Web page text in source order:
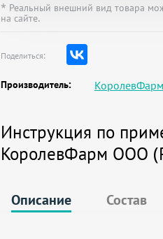
* Реальный внешний вид товара
на сайте.
Поделиться:
Производитель:
Инструкция по
КоролевФарм ООО
Описание Состав